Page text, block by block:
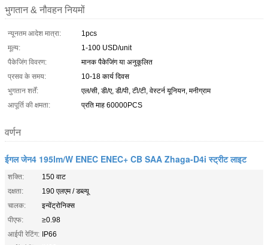
भुगतान & नौवहन नियमों
न्यूनतम आदेश मात्रा:
1pcs
मूल्य:
1-100 USD/unit
पैकेजिंग विवरण:
मानक पैकेजिंग या अनुकूलित
प्रसव के समय:
10-18 कार्य दिवस
भुगतान शर्तें:
एल/सी, डी/ए, डी/पी, टी/टी, वेस्टर्न यूनियन, मनीग्राम
आपूर्ति की क्षमता:
प्रति माह 60000PCS
वर्णन
ईगल जेन4 195lm/W ENEC ENEC+ CB SAA Zhaga-D4i स्ट्रीट लाइट
शक्ति:
150 वाट
दक्षता:
190 एलएम / डब्ल्यू
चालक:
इन्वेंट्रोनिक्स
पीएफ:
≥0.98
आईपी रेटिंग: IP66